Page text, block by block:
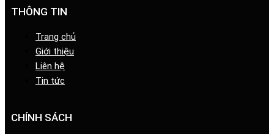
THÔNG TIN
Trang chủ
Giới thiệu
Liên hệ
Tin tức
CHÍNH SÁCH